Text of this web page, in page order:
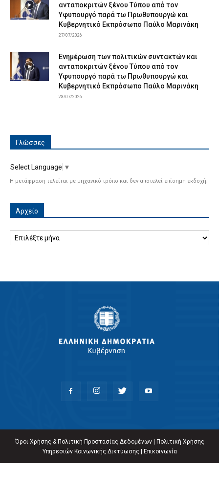
ανταποκριτών ξένου Τύπου από τον
Υφυπουργό παρά τω Πρωθυπουργώ και
Κυβερνητικό Εκπρόσωπο Παύλο Μαρινάκη
27/07/2026
Ενημέρωση των πολιτικών συντακτών και
ανταποκριτών ξένου Τύπου από τον
Υφυπουργό παρά τω Πρωθυπουργώ και
Κυβερνητικό Εκπρόσωπο Παύλο Μαρινάκη
23/07/2026
Γλώσσες
Select Language ▼
Η μετάφραση τελείται με μηχανικό τρόπο και δεν αποτελεί επίσημη εκδοχή.
Αρχείο
Αρχείο
Όροι Χρήσης & Πολιτική Προστασίας Δεδομένων|
Πολιτική Χρήσης
Υπηρεσιών Κοινωνικής Δικτύωσης
Επικοινωνία